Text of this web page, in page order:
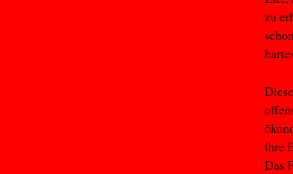
zu
ihre
Das